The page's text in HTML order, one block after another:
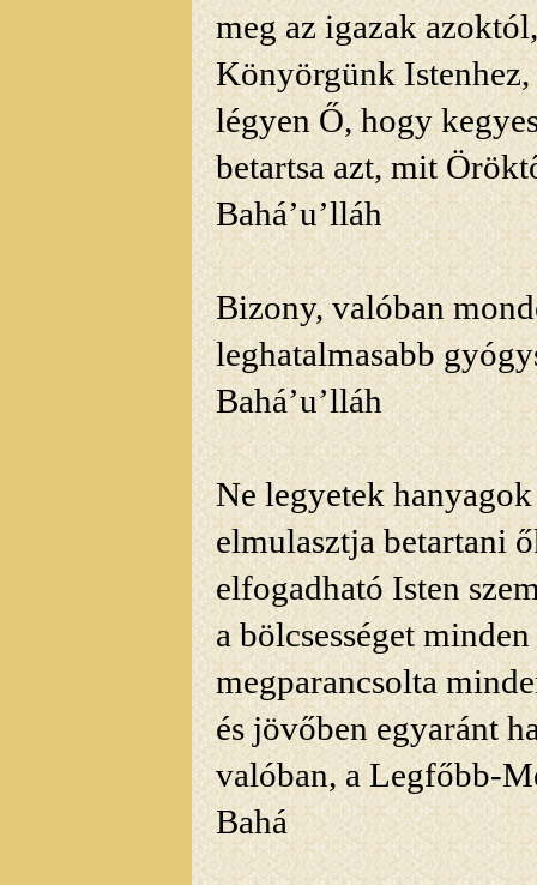
meg az igazak
Könyörgünk Istenhez,
légyen Ő, hogy
betartsa azt, mit
Bahá’u’lláh
Bizony, valóban
leghatalmasabb
Bahá’u’lláh
Ne legyetek
elmulasztja betartani
elfogadható Isten
a bölcsességet
megparancsolta
és jövőben egyaránt
valóban, a Legfőbb-
Bahá